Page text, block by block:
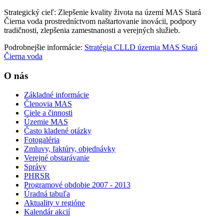
Strategický cieľ: Zlepšenie kvality života na území MAS Stará
Čierna voda prostredníctvom naštartovanie inovácii, podpory
tradičnosti, zlepšenia zamestnanosti a verejných služieb.
Podrobnejšie informácie: Stratégia CLLD územia MAS Stará
Čierna voda
O nás
Základné informácie
Členovia MAS
Ciele a činnosti
Územie MAS
Často kladené otázky
Fotogaléria
Zmluvy, faktúry, objednávky
Verejné obstarávanie
Správy
PHRSR
Programové obdobie 2007 - 2013
Úradná tabuľa
Aktuality v regióne
Kalendár akcií